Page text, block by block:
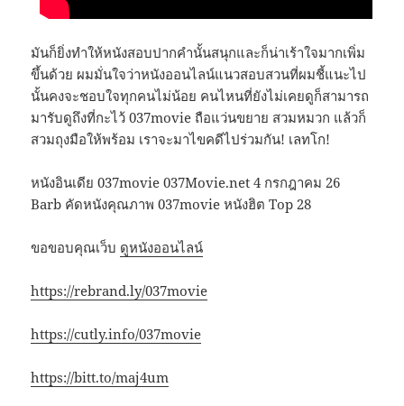
มันก็ยิ่งทำให้หนังสอบปากคำนั้นสนุกและก็น่าเร้าใจมากเพิ่ม
ขึ้นด้วย ผมมั่นใจว่าหนังออนไลน์แนวสอบสวนที่ผมชี้แนะไป
นั้นคงจะชอบใจทุกคนไม่น้อย คนไหนที่ยังไม่เคยดูก็สามารถ
มารับดูถึงที่กะไว้ 037movie ถือแว่นขยาย สวมหมวก แล้วก็
สวมถุงมือให้พร้อม เราจะมาไขคดีไปร่วมกัน! เลทโก!
หนังอินเดีย 037movie 037Movie.net 4 กรกฎาคม 26
Barb คัดหนังคุณภาพ 037movie หนังฮิต Top 28
ขอขอบคุณเว็บ ดูหนังออนไลน์
https://rebrand.ly/037movie
https://cutly.info/037movie
https://bitt.to/maj4um